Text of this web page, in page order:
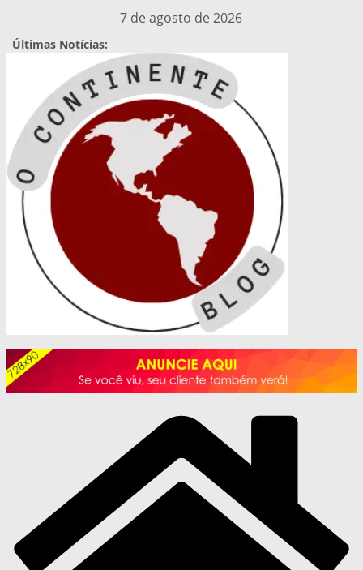
para
7 de agosto de 2026
Últimas Notícias: